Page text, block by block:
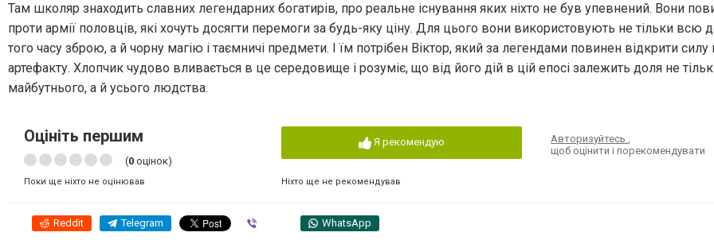
Там школяр знаходить славних легендарних богатирів, про реальне існування яких ніхто не був упевнений. Вони
проти армії половців, які хочуть досягти перемоги за будь-яку ціну. Для цього вони використовують не тільки всю
того часу зброю, а й чорну магію і таємничі предмети. І їм потрібен Віктор, який за легендами повинен відкрити силу
артефакту. Хлопчик чудово вливається в це середовище і розуміє, що від його дій в цій епосі залежить доля не
майбутнього, а й усього людства.
Оцініть першим
(0 оцінок)
Поки ще ніхто не оцінював
Я рекомендую
Ніхто ще не рекомендував
Авторизуйтесь,
щоб оцінити і порекомендувати
Reddit Telegram WhatsApp